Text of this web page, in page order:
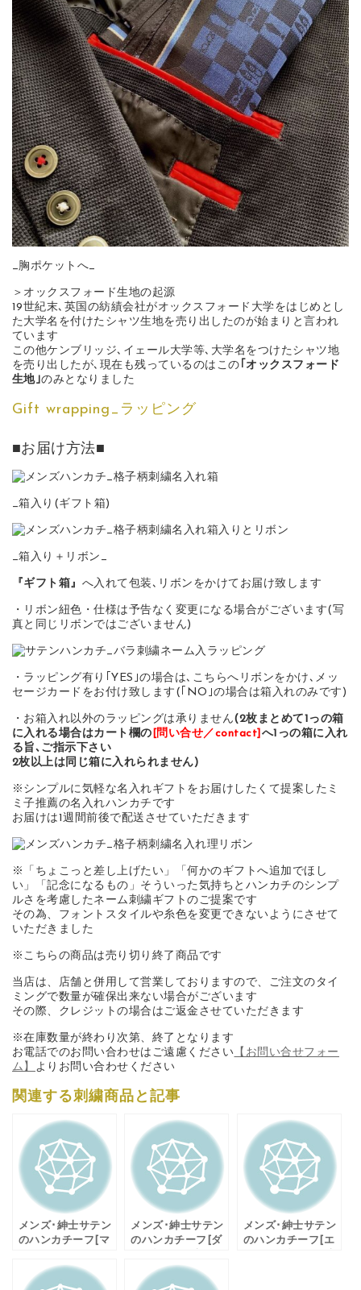
_胸ポケットへ_
＞オックスフォード生地の起源
19世紀末､英国の紡績会社がオックスフォード大学をはじめとし
た大学名を付けたシャツ生地を売り出したのが始まりと言われ
ています
この他ケンブリッジ､イェール大学等､大学名をつけたシャツ地
を売り出したが､現在も残っているのはこの ｢オックスフォード
生地｣のみとなりました
Gift wrapping_ラッピング
■お届け方法■
_箱入り(ギフト箱)
_箱入り＋リボン_
『ギフト箱』 へ入れて包装､リボンをかけてお届け致します
・リボン紐色・仕様は予告なく変更になる場合がございます(写
真と同じリボンではございません)
・ラッピング有り｢YES｣の場合は､こちらへリボンをかけ､メッ
セージカードをお付け致します(｢NO｣の場合は箱入れのみです)
・お箱入れ以外のラッピングは承りません(2枚まとめて1っの箱
に入れる場合はカート欄の [問い合せ／contact] へ1っの箱に入れ
る旨､ご指示下さい
2枚以上は同じ箱に入れられません)
※シンプルに気軽な名入れギフトをお届けしたくて提案したミ
ミ子推薦の名入れハンカチです
お届けは1週間前後で配送させていただきます
※「ちょこっと差し上げたい」「何かのギフトへ追加でほし
い」「記念になるもの」そういった気持ちとハンカチのシンプ
ルさを考慮したネーム刺繍ギフトのご提案です
その為、フォントスタイルや糸色を変更できないようにさせて
いただきました
※こちらの商品は売り切り終了商品です
当店は、店舗と併用して営業しておりますので、ご注文のタイ
ミングで数量が確保出来ない場合がございます
その際、クレジットの場合はご返金させていただきます
※在庫数量が終わり次第、終了となります
お電話でのお問い合わせはご遠慮ください 【お問い合せフォー
ム】 よりお問い合わせください
関連する刺繍商品と記事
メンズ･紳士サテン
のハンカチーフ[マ
柄/BOX入り]ネー
ム刺繍名入れギフ
メンズ･紳士サテン
のハンカチーフ[ダ
ネーム刺繍名入れ
ギフト
メンズ･紳士サテン
のハンカチーフ[エ